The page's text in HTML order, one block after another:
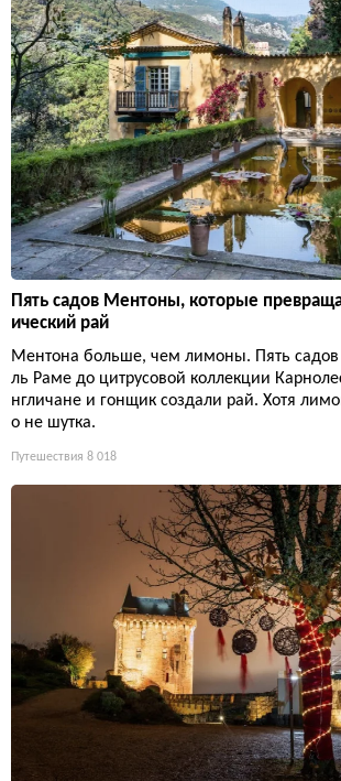
Пять садов Ментоны, которые
ический рай
Ментона больше, чем лимоны. Пять садов
ль Раме до цитрусовой коллекции
нгличане и гонщик создали рай. Хотя
о не шутка.
Путешествия 8 018